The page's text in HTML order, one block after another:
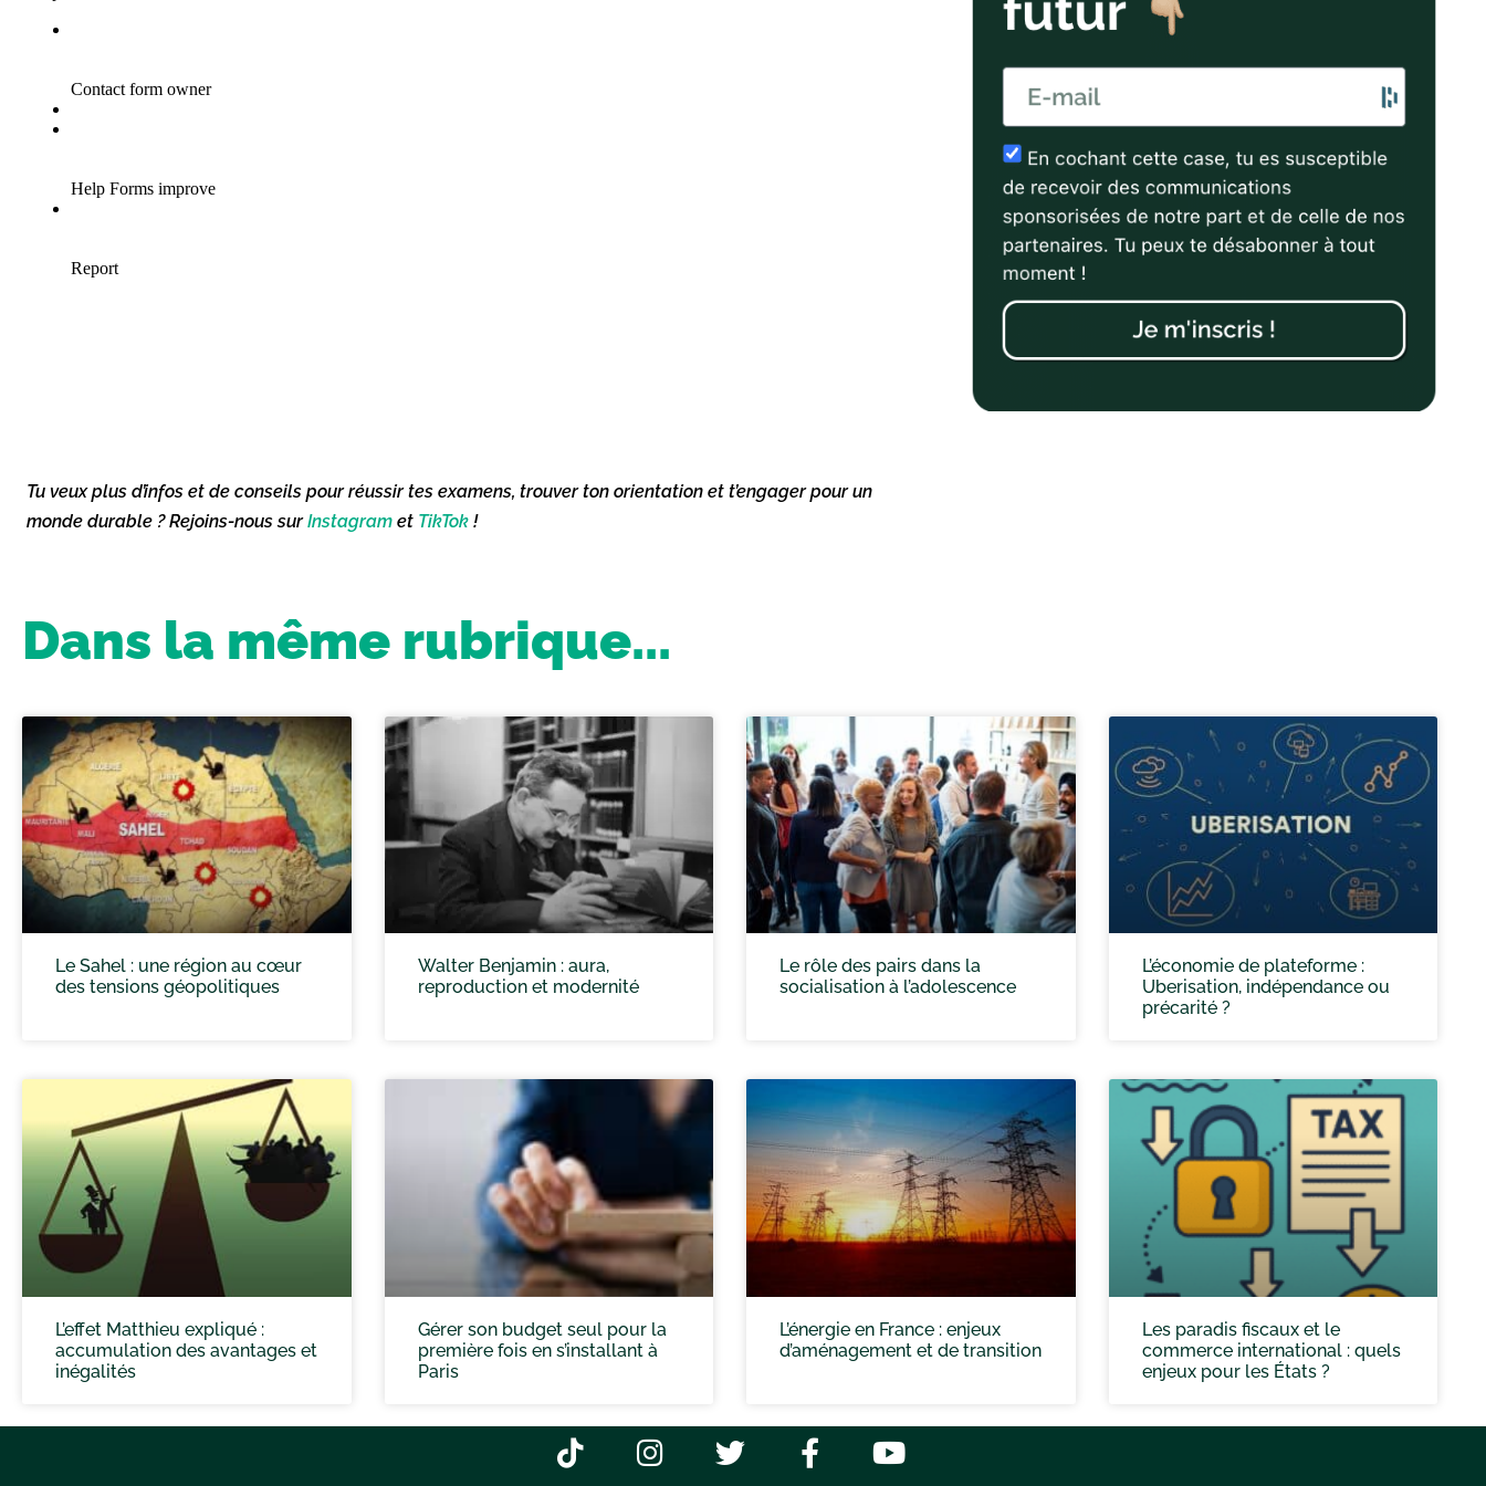
Tu veux plus d’infos et de conseils pour réussir tes examens, trouver ton orientation et t’engager pour un
monde durable ? Rejoins-nous surInstagram et TikTok !
Dans la même rubrique...
Le Sahel : une région au cœur
des tensions géopolitiques
Walter Benjamin : aura,
reproduction et modernité
Le rôle des pairs dans la
socialisation à l’adolescence
L’économie de plateforme :
Uberisation, indépendance ou
précarité ?
L’effet Matthieu expliqué :
accumulation des avantages et
inégalités
Gérer son budget seul pour la
première fois en s’installant à
Paris
L’énergie en France : enjeux
d’aménagement et de transition
Les paradis fiscaux et le
commerce international : quels
enjeux pour les États ?